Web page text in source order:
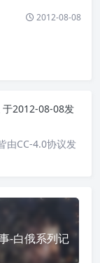
2012-08-08
于2012-08-08发
由CC-4.0协议发
-白俄系列记